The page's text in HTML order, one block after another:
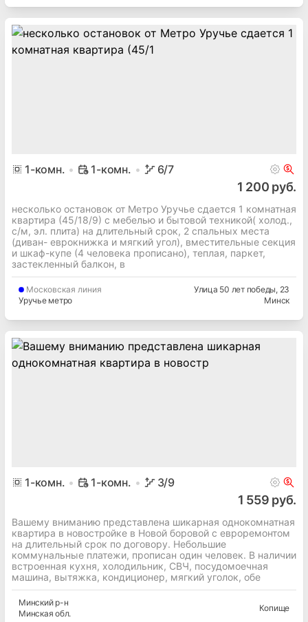
1-комн. 1-комн. 6/7
1 200 руб.
несколько остановок от Метро Уручье сдается 1 комнатная
квартира (45/18/9) с мебелью и бытовой техникой( холод.,
с/м, эл. плита) на длительный срок, 2 спальных места
(диван- еврокнижка и мягкий угол), вместительные секция
и шкаф-купе (4 человека прописано), теплая, паркет,
застекленный балкон, в
Московская линия
Уручье метро
Улица 50 лет победы, 23
Минск
1-комн. 1-комн. 3/9
1 559 руб.
Вашему вниманию представлена шикарная однокомнатная
квартира в новостройке в Новой боровой с евроремонтом
на длительный срок по договору. Небольшие
коммунальные платежи, прописан один человек. В наличии
встроенная кухня, холодильник, СВЧ, посудомоечная
машина, вытяжка, кондиционер, мягкий уголок, обе
Минскийр-н
Минская обл.
Копище